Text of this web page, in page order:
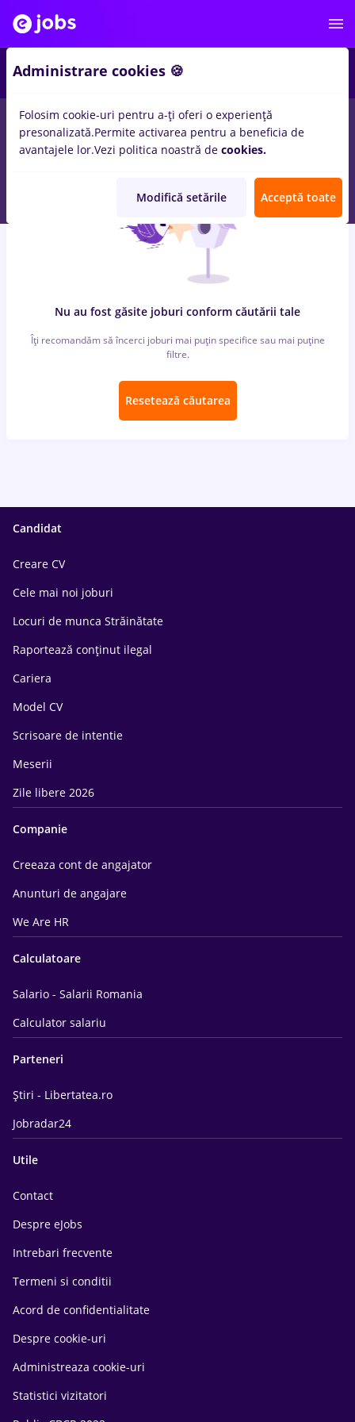
locuri de muncacu salarii alimentatie publicain
pentruStudentinBanci, IT / Telecom
Nu au fost găsite joburi conform căutării tale
Îți recomandăm să încerci joburi mai puțin specifice sau mai puține
filtre.
Resetează căutarea
Candidat
Creare CV
Cele mai noi joburi
Locuri de munca Străinătate
Raportează conținut ilegal
Cariera
Model CV
Scrisoare de intentie
Meserii
Zile libere 2026
Companie
Creeaza cont de angajator
Anunturi de angajare
We Are HR
Calculatoare
Salario - Salarii Romania
Calculator salariu
Parteneri
Știri - Libertatea.ro
Jobradar24
Utile
Contact
Despre eJobs
Intrebari frecvente
Termeni si conditii
Acord de confidentialitate
Despre cookie-uri
Administreaza cookie-uri
Statistici vizitatori
Administrare cookies 🍪
Folosim cookie-uri pentru a-ți oferi o experiență
presonalizată.Permite activarea pentru a beneficia de
avantajele lor.Vezi politica noastră de cookies.
Modifică setările Acceptă toate